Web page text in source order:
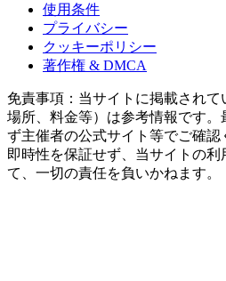
使用条件
プライバシー
クッキーポリシー
著作権 & DMCA
免責事項：当サイトに掲載されて
場所、料金等）は参考情報です
ず主催者の公式サイト等でご確
即時性を保証せず、当サイトの
て、一切の責任を負いかねます。